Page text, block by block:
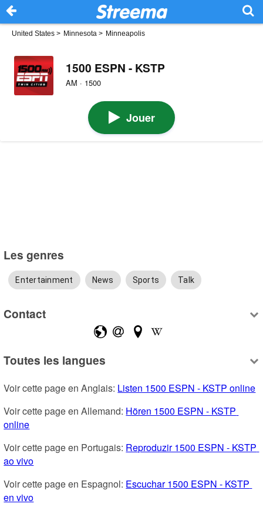
United States > Minnesota > Minneapolis
1500 ESPN - KSTP
AM · 1500
Jouer
Les genres
Entertainment News Sports Talk
Contact
Toutes les langues
Voir cette page en Anglais: Listen 1500 ESPN - KSTP online
Voir cette page en Allemand: Hören 1500 ESPN - KSTP
online
Voir cette page en Portugais: Reproduzir 1500 ESPN - KSTP
ao vivo
Voir cette page en Espagnol: Escuchar 1500 ESPN - KSTP
en vivo